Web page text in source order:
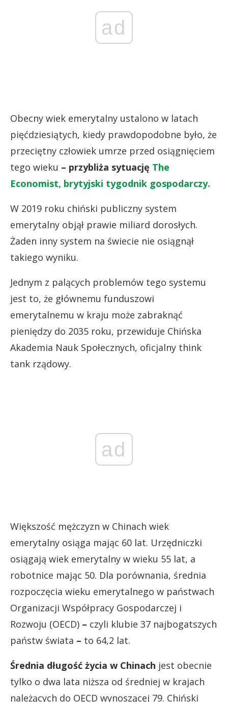
ad
Obecny wiek emerytalny ustalono w latach
pięćdziesiątych, kiedy prawdopodobne było, że
przeciętny człowiek umrze przed osiągnięciem
tego wieku – przybliża sytuację The
Economist, brytyjski tygodnik gospodarczy.
W 2019 roku chiński publiczny system
emerytalny objął prawie miliard dorosłych.
Żaden inny system na świecie nie osiągnął
takiego wyniku.
Jednym z palących problemów tego systemu
jest to, że głównemu funduszowi
emerytalnemu w kraju może zabraknąć
pieniędzy do 2035 roku, przewiduje Chińska
Akademia Nauk Społecznych, oficjalny think
tank rządowy.
ad
Większość mężczyzn w Chinach wiek
emerytalny osiąga mając 60 lat. Urzędniczki
osiągają wiek emerytalny w wieku 55 lat, a
robotnice mając 50. Dla porównania, średnia
rozpoczęcia wieku emerytalnego w państwach
Organizacji Współpracy Gospodarczej i
Rozwoju (OECD) – czyli klubie 37 najbogatszych
państw świata – to 64,2 lat.
Średnia długość życia w Chinach jest obecnie
tylko o dwa lata niższa od średniej w krajach
należących do OECD wynoszącej 79. Chiński